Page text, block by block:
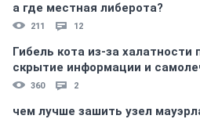
а где местная либерота?
211 12
Гибель кота из-за
скрытиe информации и
360 2
чем лучше зашить узел